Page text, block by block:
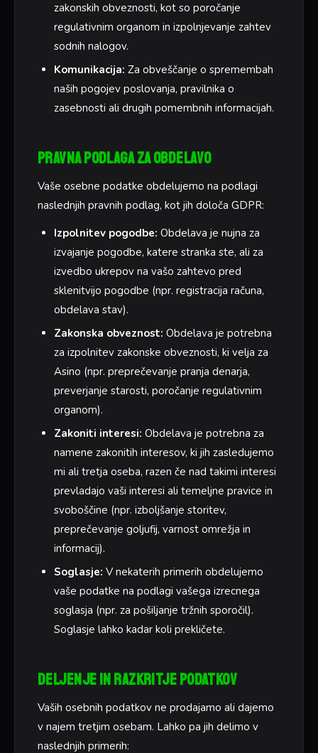
zakonskih obveznosti, kot so poročanje
regulativnim organom in izpolnjevanje zahtev
sodnih nalogov.
Komunikacija: Za obveščanje o spremembah
naših pogojev poslovanja, pravilnika o
zasebnosti ali drugih pomembnih informacijah.
Pravna podlaga za obdelavo
Vaše osebne podatke obdelujemo na podlagi
naslednjih pravnih podlag, kot jih določa GDPR:
Izpolnitev pogodbe: Obdelava je nujna za
izvajanje pogodbe, katere stranka ste, ali za
izvedbo ukrepov na vašo zahtevo pred
sklenitvijo pogodbe (npr. registracija računa,
obdelava stav).
Zakonska obveznost: Obdelava je potrebna
za izpolnitev zakonske obveznosti, ki velja za
Asino (npr. preprečevanje pranja denarja,
preverjanje starosti, poročanje regulativnim
organom).
Zakoniti interesi: Obdelava je potrebna za
namene zakonitih interesov, ki jih zasledujemo
mi ali tretja oseba, razen če nad takimi interesi
prevladajo vaši interesi ali temeljne pravice in
svoboščine (npr. izboljšanje storitev,
preprečevanje goljufij, varnost omrežja in
informacij).
Soglasje: V nekaterih primerih obdelujemo
vaše podatke na podlagi vašega izrecnega
soglasja (npr. za pošiljanje tržnih sporočil).
Soglasje lahko kadar koli prekličete.
Deljenje in razkritje podatkov
Vaših osebnih podatkov ne prodajamo ali dajemo
v najem tretjim osebam. Lahko pa jih delimo v
naslednjih primerih: